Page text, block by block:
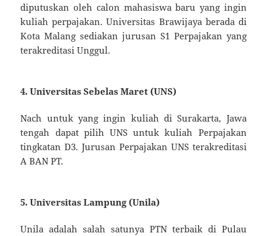
diputuskan oleh calon mahasiswa baru yang ingin
kuliah perpajakan. Universitas Brawijaya berada di
Kota Malang sediakan jurusan S1 Perpajakan yang
terakreditasi Unggul.
4. Universitas Sebelas Maret (UNS)
Nach untuk yang ingin kuliah di Surakarta, Jawa
tengah dapat pilih UNS untuk kuliah Perpajakan
tingkatan D3. Jurusan Perpajakan UNS terakreditasi
A BAN PT.
5. Universitas Lampung (Unila)
Unila adalah salah satunya PTN terbaik di Pulau